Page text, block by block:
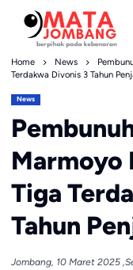
content
Home News
Terdakwa Divonis 3 Tahun
News
Marmoyo
Tiga
Tahun
Jombang, 10 Maret 2025